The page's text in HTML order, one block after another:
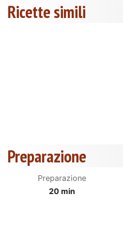
Ricette simili
Preparazione
Preparazione
20 min